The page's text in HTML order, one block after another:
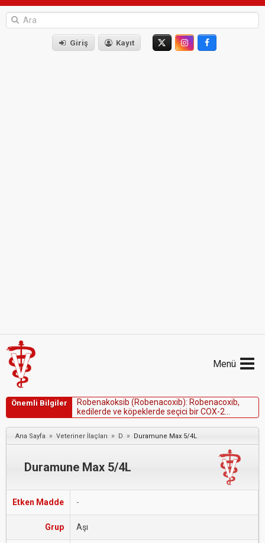
Giriş Kayıt
Menü
Önemli Bilgiler Robenakoksib (Robenacoxib): Robenacoxib,
kedi erde ve köpekerde seçici birCOX-2
inhibitörüdür.
Ana Sayfa » Veteriner İlaçları » D » Duramune Max 5/4L
Duramune Max 5/4L
Etken Madde -
Grup Aşı